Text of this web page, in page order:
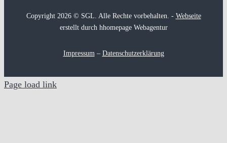
Copyright 2026 © SGL. Alle Rechte vorbehalten. - Webseite
erstellt durch hhomepage Webagentur
Impressum – Datenschutzerklärung
Page load link